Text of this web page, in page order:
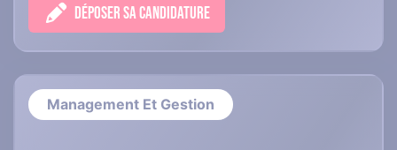
DÉPOSER SA CANDIDATURE
Management Et Gestion